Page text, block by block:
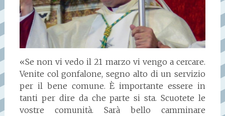
«Se non vi vedo il 21 marzo vi vengo a cercare.
Venite col gonfalone, segno alto di un servizio
per il bene comune. È importante essere in
tanti per dire da che parte si sta. Scuotete le
vostre comunità. Sarà bello camminare